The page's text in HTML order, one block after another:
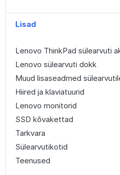
Lisad
Lenovo ThinkPad sülearvuti
Lenovo sülearvuti dokk
Muud lisaseadmed
Hiired ja klaviatuurid
Lenovo monitorid
SSD kõvakettad
Tarkvara
Sülearvutikotid
Teenused